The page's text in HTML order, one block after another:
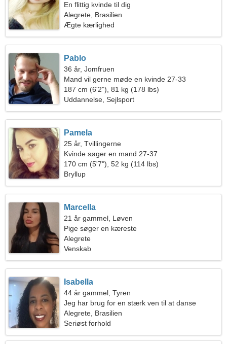
En flittig kvinde til dig
Alegrete, Brasilien
Ægte kærlighed
Pablo
36 år, Jomfruen
Mand vil gerne møde en kvinde 27-33
187 cm (6'2"), 81 kg (178 lbs)
Uddannelse, Sejlsport
Pamela
25 år, Tvillingerne
Kvinde søger en mand 27-37
170 cm (5'7"), 52 kg (114 lbs)
Bryllup
Marcella
21 år gammel, Løven
Pige søger en kæreste
Alegrete
Venskab
Isabella
44 år gammel, Tyren
Jeg har brug for en stærk ven til at danse
sammen
Alegrete, Brasilien
Seriøst forhold